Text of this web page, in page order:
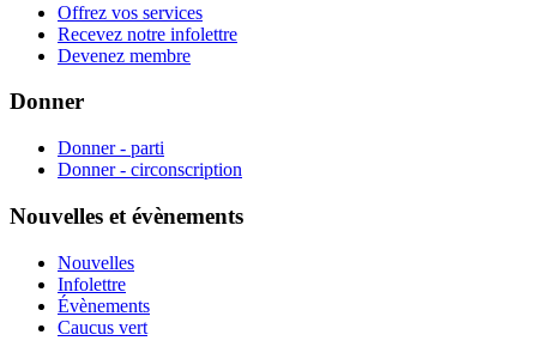
Offrez vos services
Recevez notre infolettre
Devenez membre
Donner
Donner - parti
Donner - circonscription
Nouvelles et évènements
Nouvelles
Infolettre
Évènements
Caucus vert